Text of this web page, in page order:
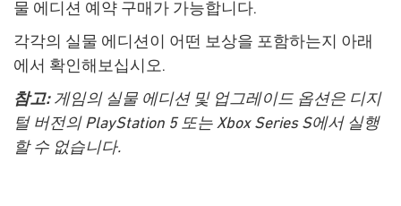
물 에디션 예약 구매가 가능합니다.
각각의 실물 에디션이 어떤 보상을 포함하는지 아래
에서 확인해보십시오.
참고:게임의 실물 에디션 및 업그레이드 옵션은 디지
털 버전의 PlayStation 5 또는 Xbox Series S에서 실행
할 수 없습니다.